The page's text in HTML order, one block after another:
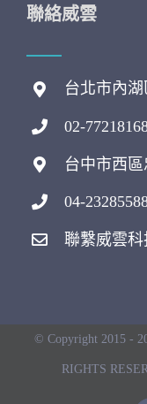
聯絡威雲
台北市內
02-
台中市西
04-
聯繫威雲科
© Copyright 2015 -
RIGHTS